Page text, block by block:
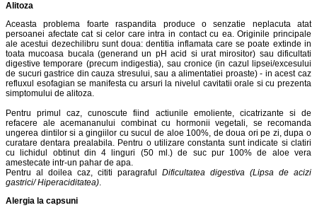
Alitoza
Aceasta problema foarte raspandita produce o senzatie neplacuta atat
persoanei afectate cat si celor care intra in contact cu ea. Originile principale
ale acestui dezechilibru sunt doua: dentitia inflamata care se poate extinde in
toata mucoasa bucala (generand un pH acid si urat mirositor) sau dificultati
digestive temporare (precum indigestia), sau cronice (in cazul lipsei/excesului
de sucuri gastrice din cauza stresului, sau a alimentatiei proaste) - in acest caz
refluxul esofagian se manifesta cu arsuri la nivelul cavitatii orale si cu prezenta
simptomului de alitoza.
Pentru primul caz, cunoscute fiind actiunile emoliente, cicatrizante si de
refacere ale acemananului combinat cu hormonii vegetali, se recomanda
ungerea dintilor si a gingiilor cu sucul de aloe 100%, de doua ori pe zi, dupa o
curatare dentara prealabila. Pentru o utilizare constanta sunt indicate si clatiri
cu lichidul obtinut din 4 linguri (50 ml.) de suc pur 100% de aloe vera
amestecate intr-un pahar de apa.
Pentru al doilea caz, cititi paragraful Dificultatea digestiva (Lipsa de acizi
gastrici/ Hiperaciditatea).
Alergia la capsuni